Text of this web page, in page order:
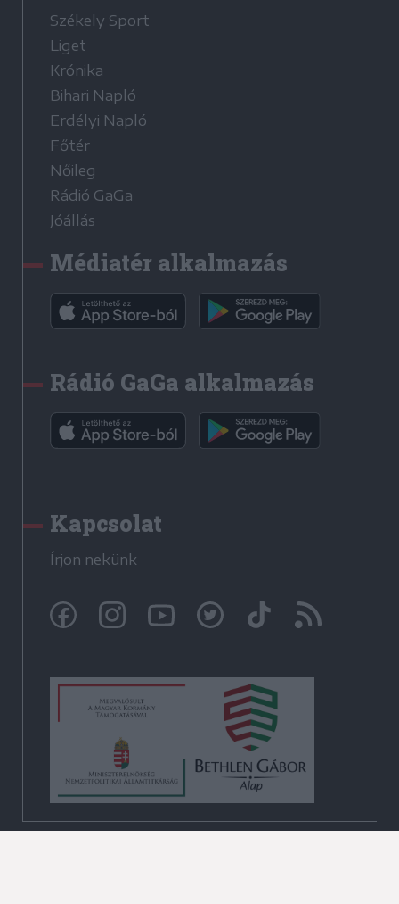
Székely Sport
Liget
Krónika
Bihari Napló
Erdélyi Napló
Főtér
Nőileg
Rádió GaGa
Jóállás
Médiatér alkalmazás
Rádió GaGa alkalmazás
Kapcsolat
Írjon nekünk